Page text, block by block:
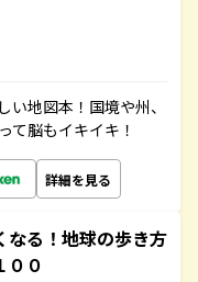
地図本！国境や州、
て脳もイキイキ！
詳細を見る
なる！地球の歩き方
００